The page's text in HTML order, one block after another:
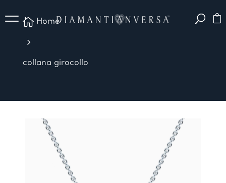
 Home
5
collana girocollo